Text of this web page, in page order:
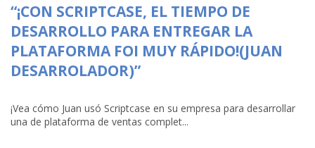
“¡CON SCRIPTCASE, EL TIEMPO DE
DESARROLLO PARA ENTREGAR LA
PLATAFORMA FOI MUY RÁPIDO!(JUAN
DESARROLADOR)”
¡Vea cómo Juan usó Scriptcase en su empresa para desarrollar
una de plataforma de ventas complet...